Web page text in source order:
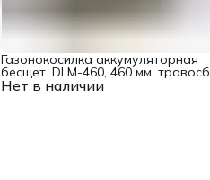
Нет в наличии
Газонокосилка аккумуляторная
бесщет. DLM-460, 460 мм, травосб.
65 л., Li-Ion, 40 В Denzel